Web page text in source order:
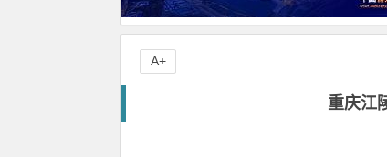
重庆江
A+